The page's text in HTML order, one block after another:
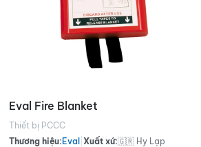
Eval Fire Blanket
Thiết bị PCCC
Thương hiệu: Eval Xuất xứ:🇬🇷 Hy Lạp